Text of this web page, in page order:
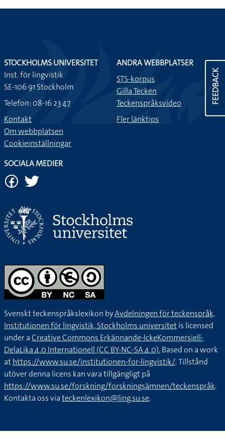
FEEDBACK
STOCKHOLMS UNIVERSITET
Inst. för lingvistik
SE-106 91 Stockholm
Telefon: 08-16 23 47
Kontakt
Om webbplatsen
Cookieinställningar
ANDRA WEBBPLATSER
STS-korpus
Gilla Tecken
Teckenspråksvideo
Fler länktips
SOCIALA MEDIER
Svenskt teckenspråkslexikon byAvdelningen för teckenspråk,
Institutionen för lingvistik, Stockholms universitetis licensed
under aCreative Commons Erkännande-IckeKommersiell-
DelaLika 4.0 Internationell (CC BY-NC-SA 4.0).Based on a work
athttps://www.su.se/institutionen-for-lingvistik/. Tillstånd
utöver denna licens kan vara tillgängligt på
https://www.su.se/forskning/forskningsämnen/teckenspråk.
Kontakta oss viateckenlexikon@ling.su.se.